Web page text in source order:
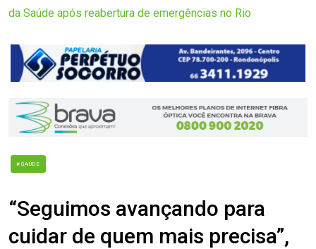
da Saúde após reabertura de emergências no Rio
#SAÚDE
“Seguimos avançando para
cuidar de quem mais precisa”,